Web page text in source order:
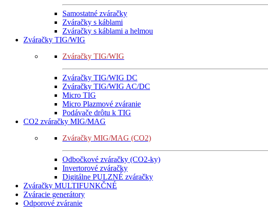
Samostatné zváračky
Zváračky s káblami
Zváračky s káblami a helmou
Zváračky TIG/WIG
Zváračky TIG/WIG
Zváračky TIG/WIG DC
Zváračky TIG/WIG AC/DC
Micro TIG
Micro Plazmové zváranie
Podávače drôtu k TIG
CO2 zváračky MIG/MAG
Zváračky MIG/MAG (CO2)
Odbočkové zváračky (CO2-ky)
Invertorové zváračky
Digitálne PULZNÉ zváračky
Zváračky MULTIFUNKČNÉ
Zváracie generátory
Odporové zváranie